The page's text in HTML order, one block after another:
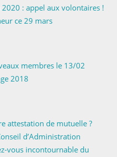
2020 : appel aux volontaires !
ce 29 mars
membres le 13/02
2018
attestation de mutuelle ?
d’Administration
vous incontournable du